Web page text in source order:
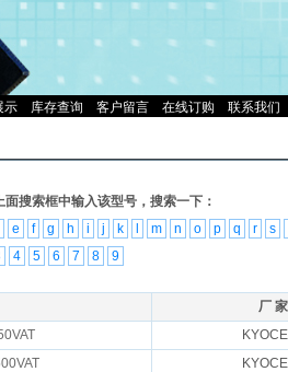
示 库存查询 客户留言 在线订购 联系我们
搜索框中输入该型号，搜索一下：
e f g h i j k m n o p q r
s
4 5 6 7 8 9
厂 家